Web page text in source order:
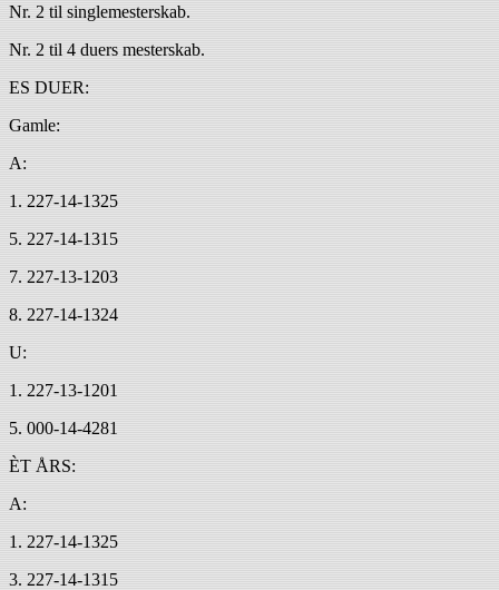
Nr. 2 til singlemesterskab.
Nr. 2 til 4 duers mesterskab.
ES DUER:
Gamle:
A:
1. 227-14-1325
5. 227-14-1315
7. 227-13-1203
8. 227-14-1324
U:
1. 227-13-1201
5. 000-14-4281
ÈT ÅRS:
A:
1. 227-14-1325
3. 227-14-1315